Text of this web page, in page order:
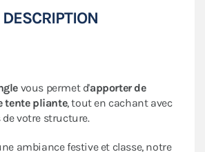
DESCRIPTION
vous permet d'apporter de
tente pliante, tout en cachant avec
votre structure.
ambiance festive et classe, notre